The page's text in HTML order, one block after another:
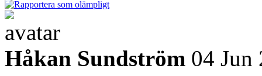
Håkan Sundström 04 Jun